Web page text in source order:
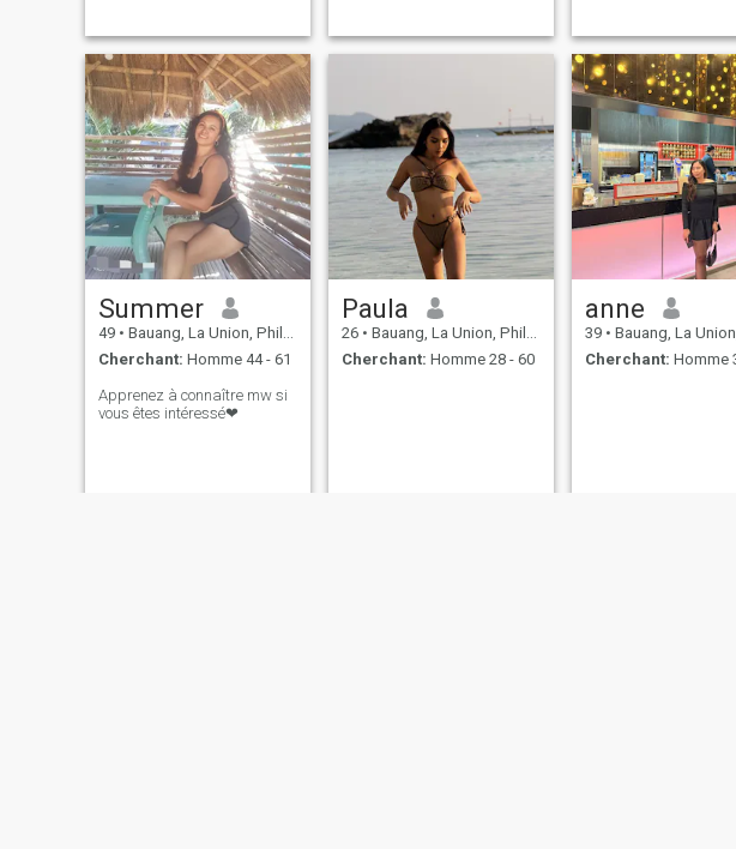
Summer
49 • Bauang, La Union, Philippines
Cherchant: Homme 44 - 61
Apprenez à connaître mw si
vous êtes intéressé❤
Paula
26 • Bauang, La Union, Philippines
Cherchant: Homme 28 - 60
anne
39 • Bauang, La Union,
Cherchant: Homme